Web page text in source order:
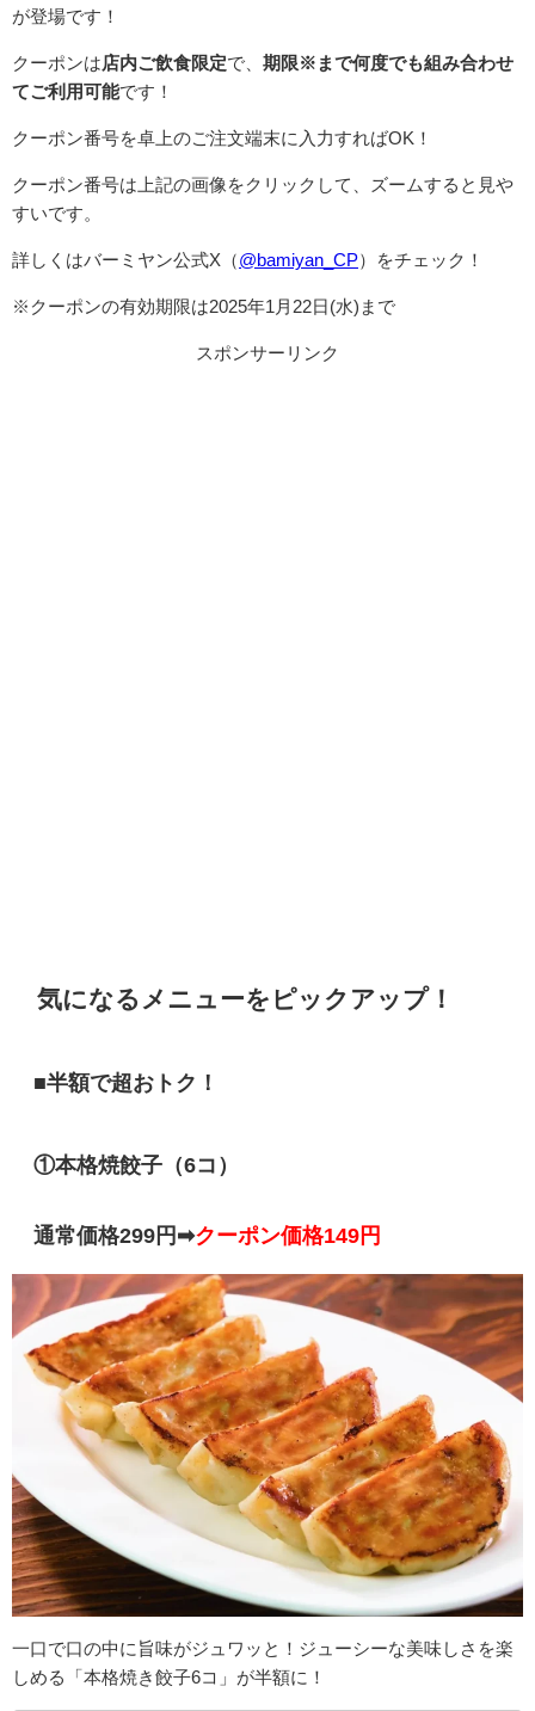
が登場です！
クーポンは 店内ご飲食限定で、 期限※まで何度でも組み合わせ
てご利用可能です！
クーポン番号を卓上のご注文端末に入力すればOK！
クーポン番号は上記の画像をクリックして、ズームすると見や
すいです。
詳しくはバーミヤン公式X（ @bamiyan_CP）をチェック！
※クーポンの有効期限は2025年1月22日(水)まで
スポンサーリンク
気になるメニューをピックアップ！
■半額で超おトク！
①本格焼餃子（6コ）
通常価格299円➡クーポン価格149円
一口で口の中に旨味がジュワッと！ジューシーな美味しさを楽
しめる「本格焼き餃子6コ」が半額に！